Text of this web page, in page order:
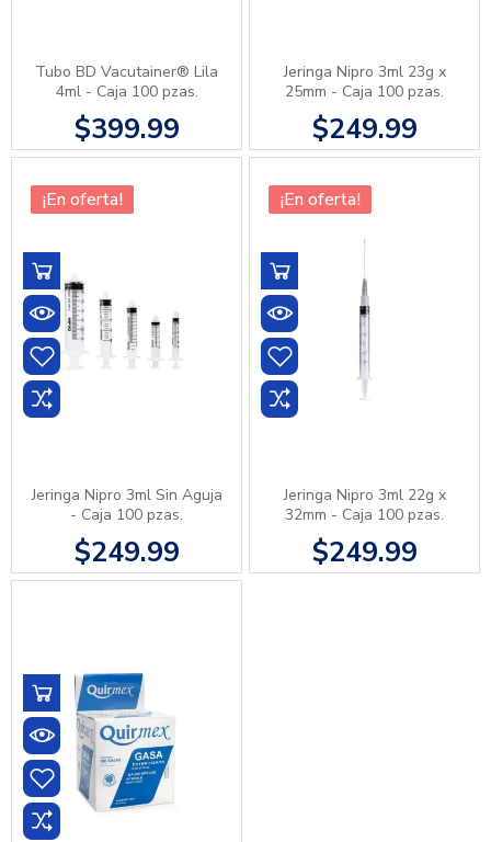
Tubo BD Vacutainer® Lila
4ml - Caja 100 pzas.
$399.99
Jeringa Nipro 3ml 23g x
25mm - Caja 100 pzas.
$249.99
¡En oferta!
Jeringa Nipro 3ml Sin Aguja
- Caja 100 pzas.
$249.99
¡En oferta!
Jeringa Nipro 3ml 22g x
32mm - Caja 100 pzas.
$249.99